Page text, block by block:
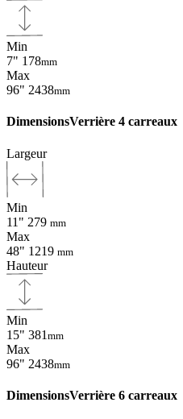
Min
7" 178mm
Max
96" 2438mm
DimensionsVerrière 4 carreaux
Largeur
Min
11" 279 mm
Max
48" 1219 mm
Hauteur
Min
15" 381 mm
Max
96" 2438mm
DimensionsVerrière 6 carreaux